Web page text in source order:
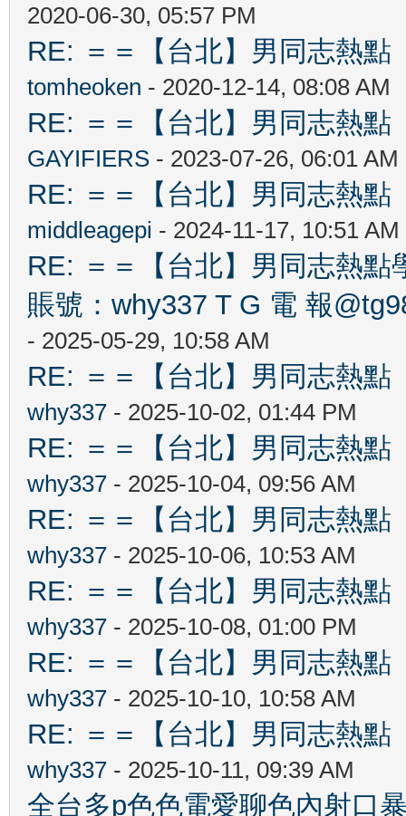
2020-06-30, 05:57 PM
RE: ＝＝【台北】男同志熱
tomheoken - 2020-12-14, 08:08 AM
RE: ＝＝【台北】男同志熱
GAYIFIERS - 2023-07-26, 06:01 AM
RE: ＝＝【台北】男同志熱
middleagepi - 2024-11-17, 10:51 AM
RE: ＝＝【台北】男同志熱
賬號：why337 T G 電 報
- 2025-05-29, 10:58 AM
RE: ＝＝【台北】男同志熱
why337 - 2025-10-02, 01:44 PM
RE: ＝＝【台北】男同志熱
why337 - 2025-10-04, 09:56 AM
RE: ＝＝【台北】男同志熱
why337 - 2025-10-06, 10:53 AM
RE: ＝＝【台北】男同志熱
why337 - 2025-10-08, 01:00 PM
RE: ＝＝【台北】男同志熱
why337 - 2025-10-10, 10:58 AM
RE: ＝＝【台北】男同志熱
why337 - 2025-10-11, 09:39 AM
全台多p色色電愛聊色內射口